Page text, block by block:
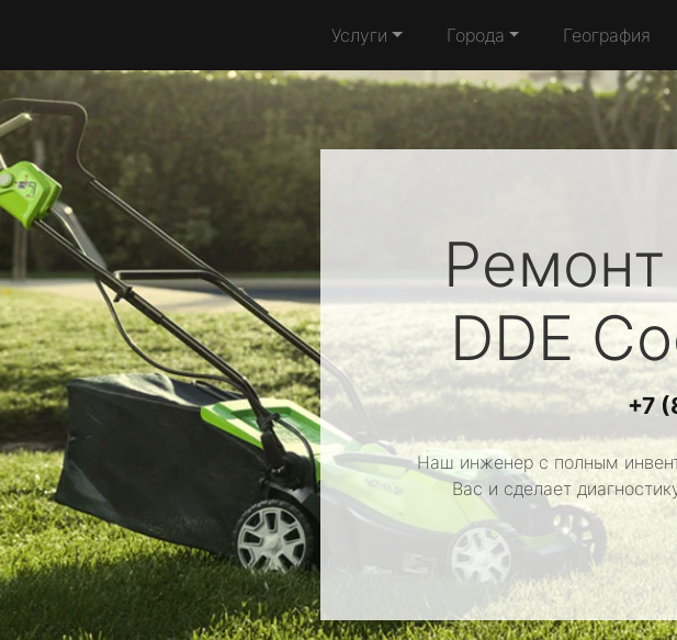
Услуги Города География
DDE
+7
Наш инженер с полным
Вас и сделает